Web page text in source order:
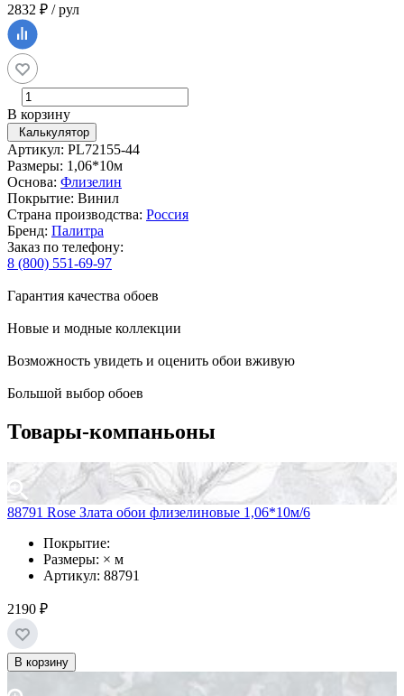
2832 ₽ / рул
В корзину
Калькулятор
Артикул: PL72155-44
Размеры: 1,06*10м
Основа: Флизелин
Покрытие: Винил
Страна производства: Россия
Бренд: Палитра
Заказ по телефону:
8 (800) 551-69-97
Гарантия качества обоев
Новые и модные коллекции
Возможность увидеть и оценить обои вживую
Большой выбор обоев
Товары-компаньоны
88791 Rose Злата обои флизелиновые 1,06*10м/6
Покрытие:
Размеры: × м
Артикул: 88791
2190 ₽
В корзину